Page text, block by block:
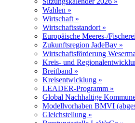
Wahlen »
Wirtschaft »
Wirtschaftsstandort »
Europäische Meeres-/
Zukunftsregion JadeBay »
Wirtschaftsförderung
Kreis- und
Breitband »
Kreisentwicklung »
LEADER-Programm »
Global Nachhaltige
Modellvorhaben BMVI
Gleichstellung »